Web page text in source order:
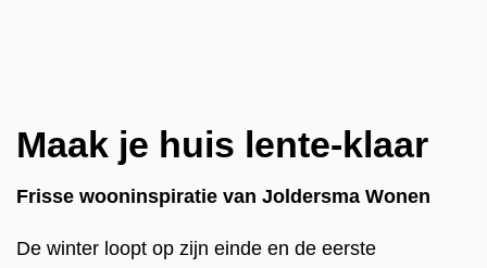
Maak je huis lente-klaar
Frisse wooninspiratie van Joldersma Wonen
De winter loopt op zijn einde en de eerste